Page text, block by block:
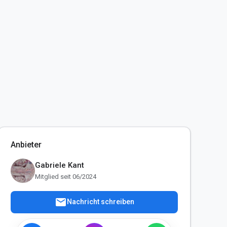
Anbieter
Gabriele Kant
Mitglied seit 06/2024
mail Nachricht schreiben